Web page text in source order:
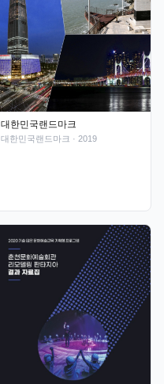
대한민국랜드마크
대한민국랜드마크 · 2019